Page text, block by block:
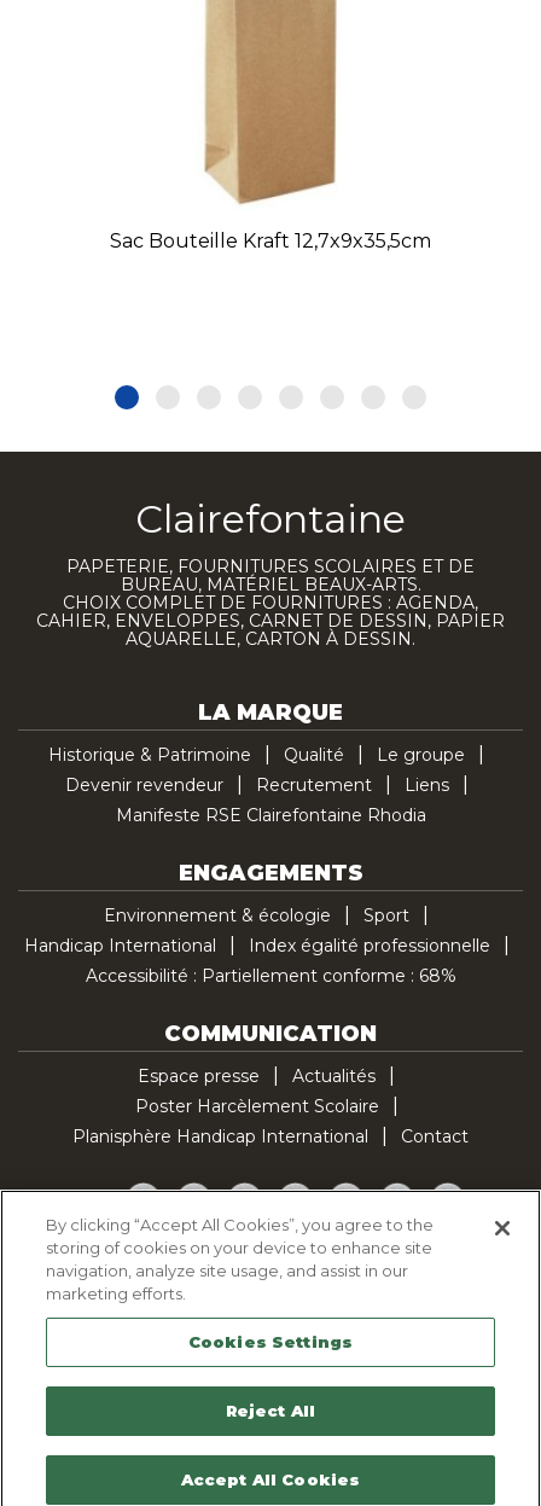
Sac Bouteille Kraft 12,7x9x35,5cm
Clairefontaine
PAPETERIE, FOURNITURES SCOLAIRES ET DE
BUREAU, MATÉRIEL BEAUX-ARTS.
CHOIX COMPLET DE FOURNITURES : AGENDA,
CAHIER, ENVELOPPES, CARNET DE DESSIN, PAPIER
AQUARELLE, CARTON À DESSIN.
LA MARQUE
Historique & Patrimoine Qualité
Le groupe
Devenir revendeur
Recrutement
Liens
Manifeste RSE Clairefontaine Rhodia
ENGAGEMENTS
Environnement & écologie
Sport
Handicap International
Index égalité professionnelle
Accessibilité : Partiellement conforme : 68%
COMMUNICATION
Espace presse
Actualités
Poster Harcèlement Scolaire
Planisphère Handicap International
Contact
Facebook
TwitterYouTubePinterestInstagramLinkedInTikTok
Politique d'utilisation des cookies
Politique de confidentialité
Mentions légales
Plan du site
Contactez-nous
By clicking “Accept All Cookies”, you agree to the
storing of cookies on your device to enhance site
navigation, analyze site usage, and assist in our
marketing efforts.
Cookies Settings
Reject All
Accept All Cookies